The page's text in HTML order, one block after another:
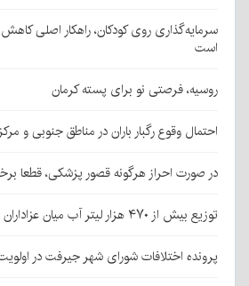
سرمایه‌گذاری روی کودکان، راهکار اصلی
است
روسیه، فرصتی نو برای پسته کرمان
احتمال وقوع رگبار باران در مناطق جنوبی و
در صورت احراز هرگونه قصور پزشکی، قطعا
توزیع بیش از ۴۷۰ هزار لیتر آب میان عزاداران جامانده اربعین در کرمان
پرونده اختلافات شورای شهر جیرفت در